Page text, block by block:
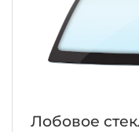
Лобовое